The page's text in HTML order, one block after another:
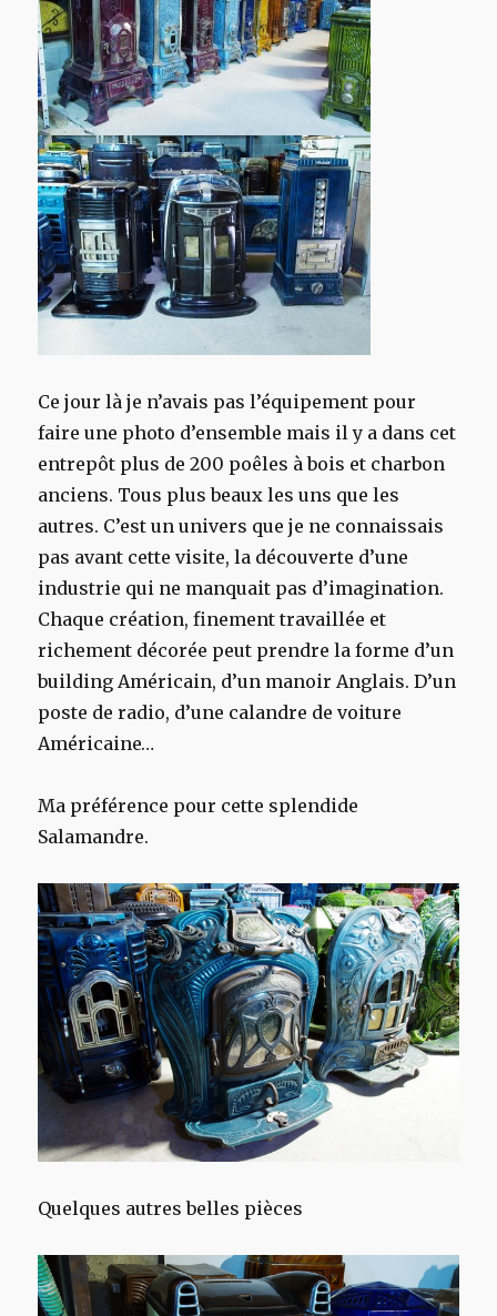
Ce jour là je n’avais pas l’équipement pour
faire une photo d’ensemble mais il y a dans cet
entrepôt plus de 200 poêles à bois et charbon
anciens. Tous plus beaux les uns que les
autres. C’est un univers que je ne connaissais
pas avant cette visite, la découverte d’une
industrie qui ne manquait pas d’imagination.
Chaque création, finement travaillée et
richement décorée peut prendre la forme d’un
building Américain, d’un manoir Anglais. D’un
poste de radio, d’une calandre de voiture
Américaine…
Ma préférence pour cette splendide
Salamandre.
Quelques autres belles pièces